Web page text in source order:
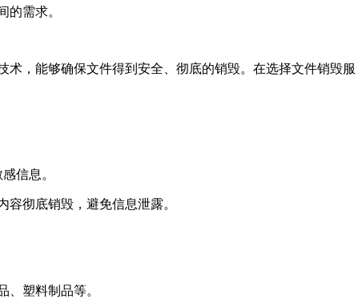
的需求。
，能够确保文件得到安全、彻底的销毁。在选择文件销毁服
信息。
彻底销毁，避免信息泄露。
塑料制品等。